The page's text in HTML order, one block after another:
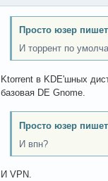
Просто юзер
И торрент по
Ktorrent в KDE'шных
базовая DE Gnome.
Просто юзер
И впн?
И VPN.